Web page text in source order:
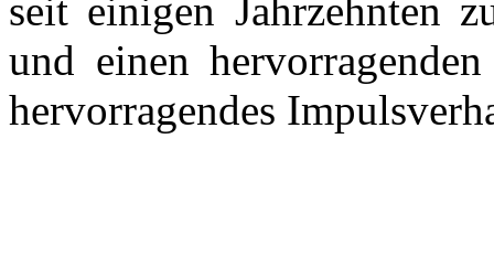
seit einigen Jahrzehnten
und einen
hervorragendes